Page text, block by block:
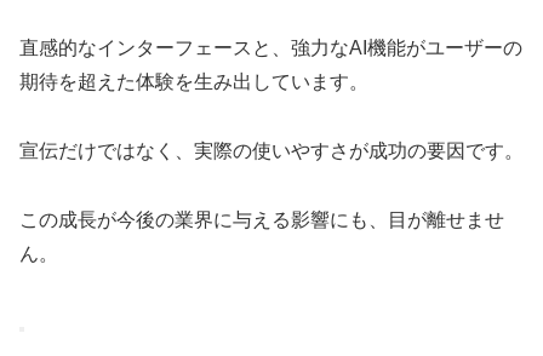
直感的なインターフェースと、強力なAI機能がユーザーの
期待を超えた体験を生み出しています。
宣伝だけではなく、実際の使いやすさが成功の要因です。
この成長が今後の業界に与える影響にも、目が離せませ
ん。